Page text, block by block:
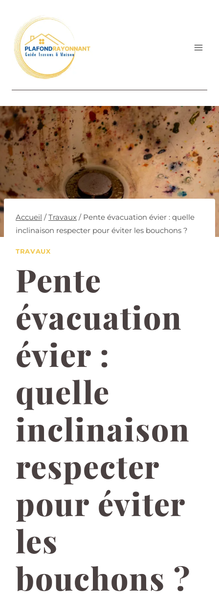
contenu
Accueil / Travaux / Pente évacuation évier : quelle
inclinaison respecter pour éviter les bouchons ?
TRAVAUX
Pente
évacuation
évier :
quelle
inclinaison
respecter
pour éviter
les
bouchons ?